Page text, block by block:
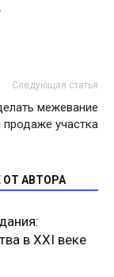
Следующая статья
межевание
продаже участка
ОТ АВТОРА
в XXI веке